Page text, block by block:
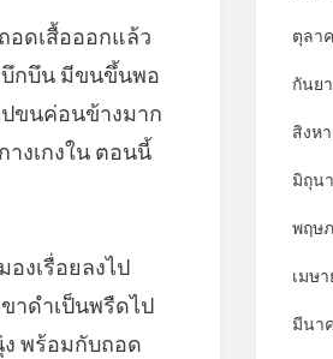
อดเสื้อออกแล้ว
บึกบึน มีขนขึ้นพอ
ขนค่อนข้างมาก
งเกงใน ตอนนี้
องเรื่อยลงไป
าดำเป็นพรืดไป
พร้อมกับถอด
ตุลา
กันย
สิงห
มิถุน
พฤษ
เมษ
มีนา